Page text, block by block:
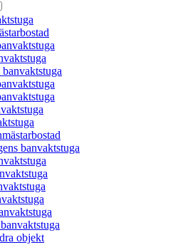
banvaktstuga
objekt